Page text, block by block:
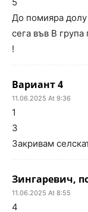
До помияра
сега във В
!
Вариант 4
11.06.2025 At 9:36
1
3
Закривам
Зингаревич,
11.06.2025 At 8:55
4